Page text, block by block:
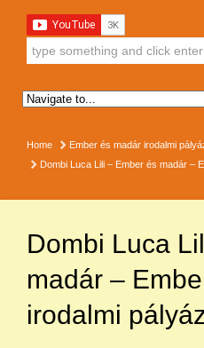
Home
Ember és madár irodalmi
Dombi Luca Lili – Ember és madár –
Dombi Luca
madár –
irodalmi